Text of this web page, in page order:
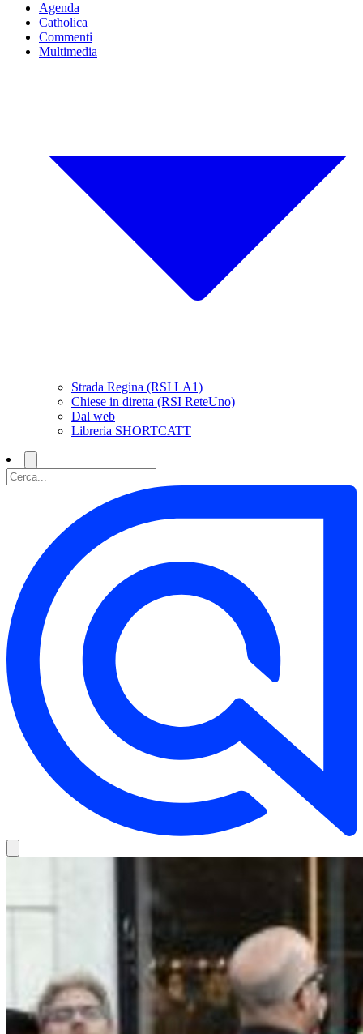
Agenda
Catholica
Commenti
Multimedia
Strada Regina (RSI LA1)
Chiese in diretta (RSI ReteUno)
Dal web
Libreria SHORTCATT